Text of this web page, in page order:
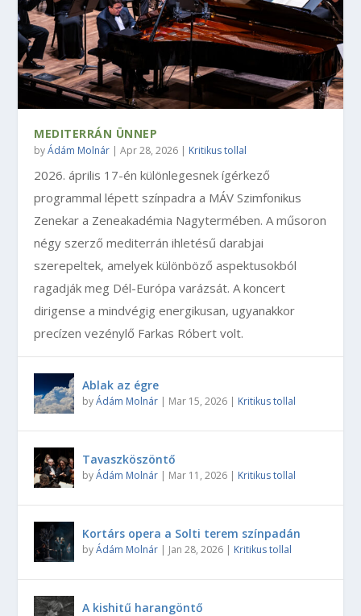
MEDITERRÁN ÜNNEP
byÁdám Molnár |Apr 28, 2026 | Kritikus tollal
2026. április 17-én különlegesnek ígérkező
programmal lépett színpadra a MÁV Szimfonikus
Zenekar a Zeneakadémia Nagytermében. A műsoron
négy szerző mediterrán ihletésű darabjai
szerepeltek, amelyek különböző aspektusokból
ragadják meg Dél-Európa varázsát. A koncert
dirigense a mindvégig energikusan, ugyanakkor
precízen vezénylő Farkas Róbert volt.
Ablak az égre
byÁdám Molnár | Mar 15, 2026 | Kritikus tollal
Tavaszköszöntő
byÁdám Molnár | Mar 11, 2026 | Kritikus tollal
Kortárs opera a Solti terem színpadán
byÁdám Molnár | Jan 28, 2026 | Kritikus tollal
A kishitű harangöntő